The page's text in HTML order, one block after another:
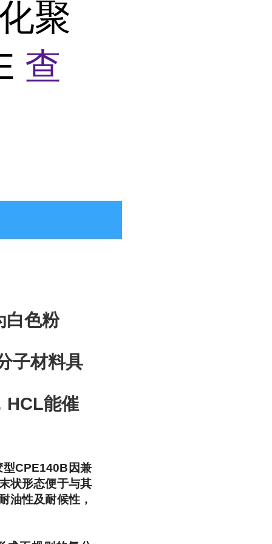
聚
查
白色粉
子材料具
HCL能催
型CPE140B因兼
状形态便于与其
油性及耐候性，